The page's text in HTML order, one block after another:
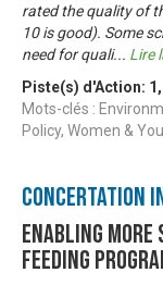
rated the quality of
10 is good). Some
need for quali... Lire
Piste(s) d'Action: 1 ,
Mots-clés :
Policy, Women &
Concertation
Enabling
feeding